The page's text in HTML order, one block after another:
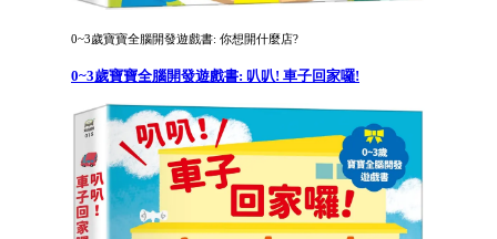
0~3歲寶寶全腦開發遊戲書: 你想開什麼店?
0~3歲寶寶全腦開發遊戲書: 叭叭! 車子回家囉!